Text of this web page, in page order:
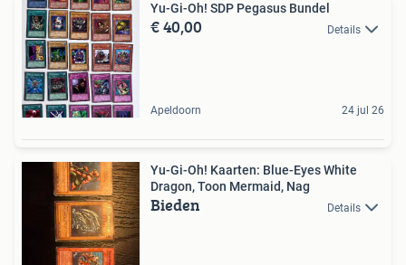
Yu-Gi-Oh! SDP Pegasus Bundel
€ 40,00 Details
Apeldoorn 24 jul 26
Yu-Gi-Oh! Kaarten: Blue-Eyes White
Dragon, Toon Mermaid, Nag
Bieden Details